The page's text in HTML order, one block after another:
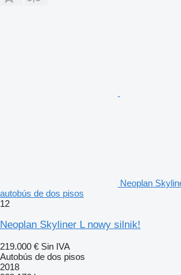
Neoplan
autobús de dos pisos
12
Neoplan Skyliner L nowy silnik!
219.000 € Sin IVA
Autobús de dos pisos
2018